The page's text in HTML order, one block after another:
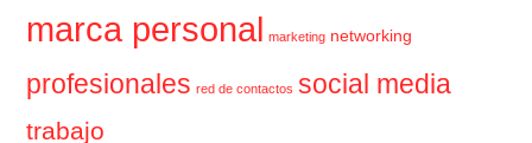
marca personal marketing networking
profesionales red de contactos social media
trabajo